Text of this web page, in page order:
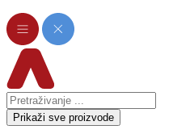
Prikaži sve proizvode